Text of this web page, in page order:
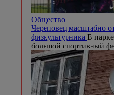
Общество
Череповец масштабно
физкультурника В
большой спортивный